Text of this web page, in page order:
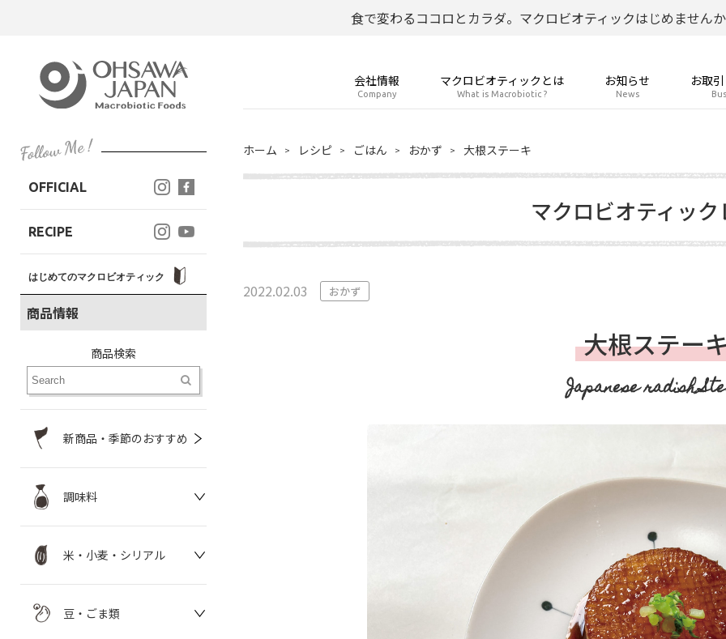
食で変わるココロとカラダ。マクロビオティックはじめません
会社情報
Company
マクロビオティックとは
What is Macrobiotic ?
お知らせ
News
お取
OFFICIAL
RECIPE
はじめてのマクロビオティック
商品情報
商品検索
新商品・季節のおすすめ
調味料
米・小麦・シリアル
豆・ごま類
ホーム レシピ ごはん おかず 大根ステーキ
マクロビオティック
2022.02.03 おかず
大根ステー
Japanese radish